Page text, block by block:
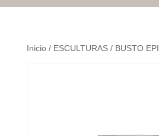
Inicio/ ESCULTURAS/ BUSTO EPI